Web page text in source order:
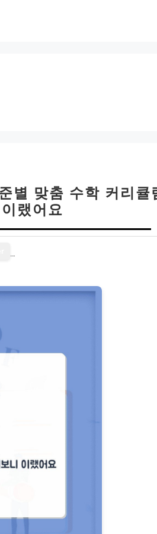
별 맞춤 수학 커리큘
랬어요